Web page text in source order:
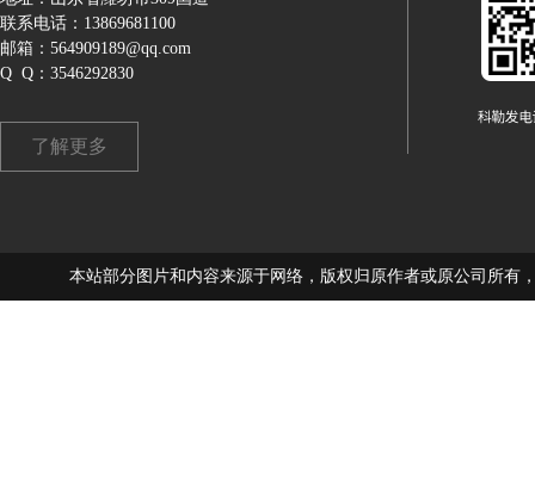
联系电话：13869681100
邮箱：564909189@qq.com
Q Q：3546292830
了解更多
本站部分图片和内容来源于网络，版权归原作者或原公司所